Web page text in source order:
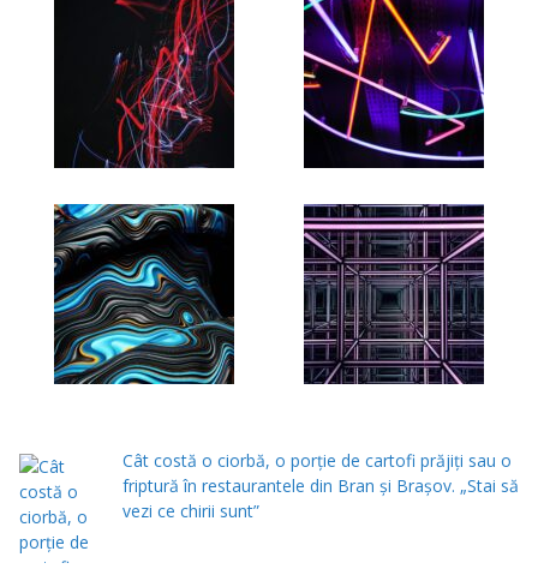
Cât costă o ciorbă, o porţie de cartofi prăjiţi sau o
friptură în restaurantele din Bran şi Braşov. „Stai să
vezi ce chirii sunt”